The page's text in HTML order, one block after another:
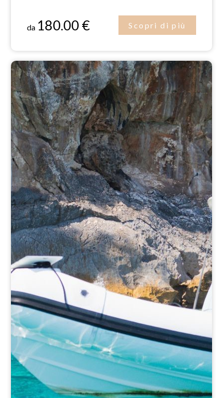
da 180.00 € Scopri di più